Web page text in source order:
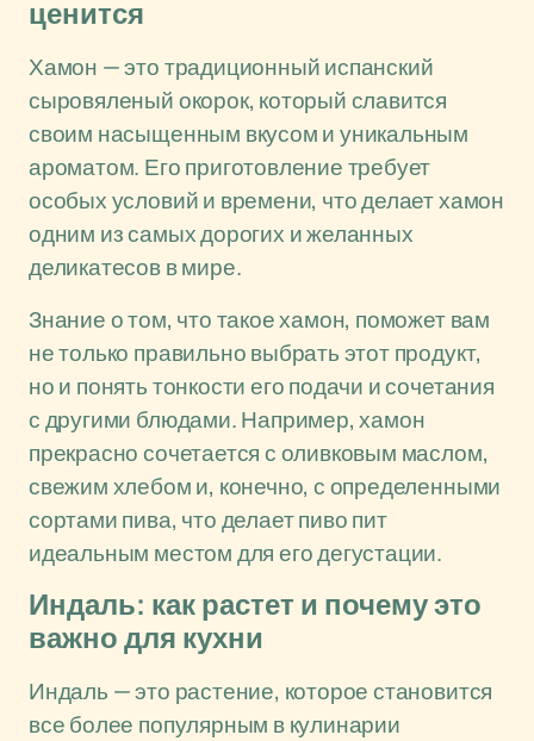
ценится
Хамон — это традиционный испанский
сыровяленый окорок, который славится
своим насыщенным вкусом и уникальным
ароматом. Его приготовление требует
особых условий и времени, что делает хамон
одним из самых дорогих и желанных
деликатесов в мире.
Знание о том, что такое хамон, поможет вам
не только правильно выбрать этот продукт,
но и понять тонкости его подачи и сочетания
с другими блюдами. Например, хамон
прекрасно сочетается с оливковым маслом,
свежим хлебом и, конечно, с определенными
сортами пива, что делает пиво пит
идеальным местом для его дегустации.
Индаль: как растет и почему это
важно для кухни
Индаль — это растение, которое становится
все более популярным в кулинарии